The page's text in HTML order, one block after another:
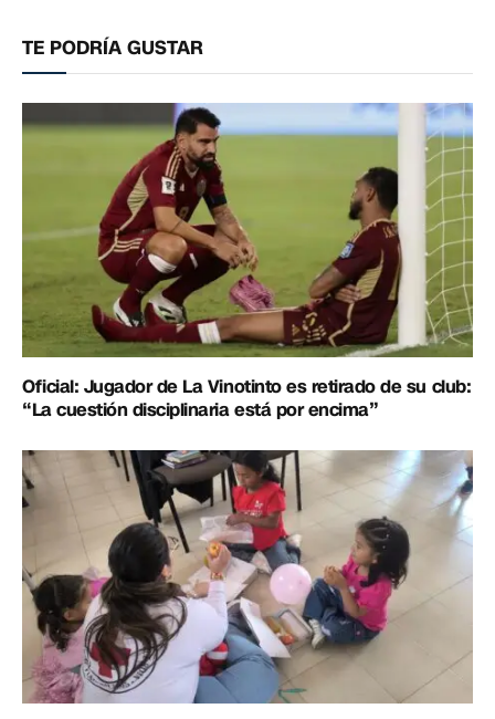
TE PODRÍA GUSTAR
Oficial: Jugador de La Vinotinto es retirado de su club:
“La cuestión disciplinaria está por encima”